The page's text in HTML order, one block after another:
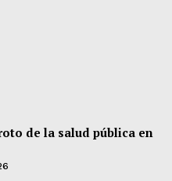
de la salud pública en